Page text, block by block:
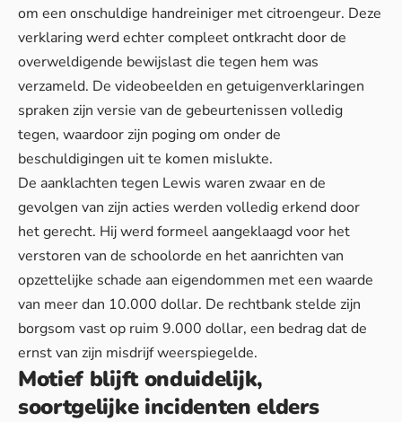
om een onschuldige handreiniger met citroengeur. Deze
verklaring werd echter compleet ontkracht door de
overweldigende bewijslast die tegen hem was
verzameld. De videobeelden en getuigenverklaringen
spraken zijn versie van de gebeurtenissen volledig
tegen, waardoor zijn poging om onder de
beschuldigingen uit te komen mislukte.
De aanklachten tegen Lewis waren zwaar en de
gevolgen van zijn acties werden volledig erkend door
het gerecht. Hij werd formeel aangeklaagd voor het
verstoren van de schoolorde en het aanrichten van
opzettelijke schade aan eigendommen met een waarde
van meer dan 10.000 dollar. De rechtbank stelde zijn
borgsom vast op ruim 9.000 dollar, een bedrag dat de
ernst van zijn misdrijf weerspiegelde.
Motief blijft onduidelijk,
soortgelijke incidenten elders